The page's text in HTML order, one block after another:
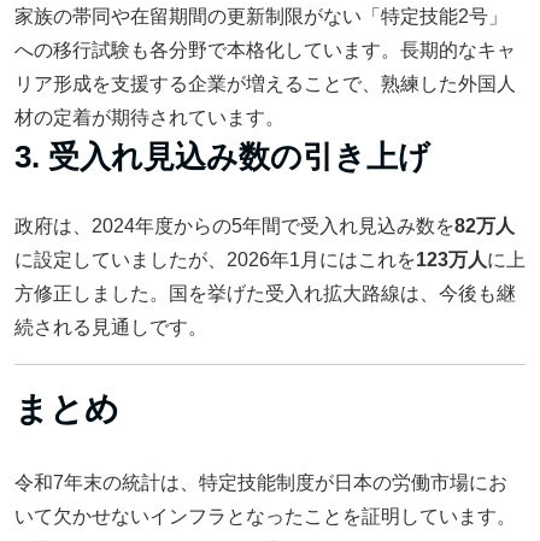
家族の帯同や在留期間の更新制限がない「特定技能2号」
への移行試験も各分野で本格化しています。長期的なキャ
リア形成を支援する企業が増えることで、熟練した外国人
材の定着が期待されています。
3. 受入れ見込み数の引き上げ
政府は、2024年度からの5年間で受入れ見込み数を82万人
に設定していましたが、2026年1月にはこれを123万人に上
方修正しました。国を挙げた受入れ拡大路線は、今後も継
続される見通しです。
まとめ
令和7年末の統計は、特定技能制度が日本の労働市場にお
いて欠かせないインフラとなったことを証明しています。